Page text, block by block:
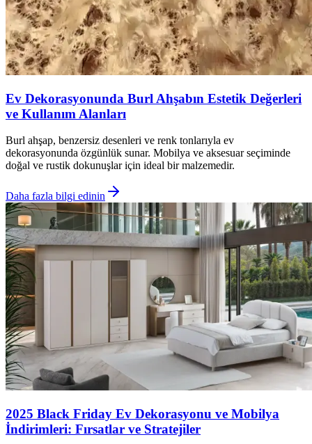
Ev Dekorasyonunda Burl Ahşabın Estetik Değerleri
ve Kullanım Alanları
Burl ahşap, benzersiz desenleri ve renk tonlarıyla ev
dekorasyonunda özgünlük sunar. Mobilya ve aksesuar seçiminde
doğal ve rustik dokunuşlar için ideal bir malzemedir.
Daha fazla bilgi edinin
2025 Black Friday Ev Dekorasyonu ve Mobilya
İndirimleri: Fırsatlar ve Stratejiler